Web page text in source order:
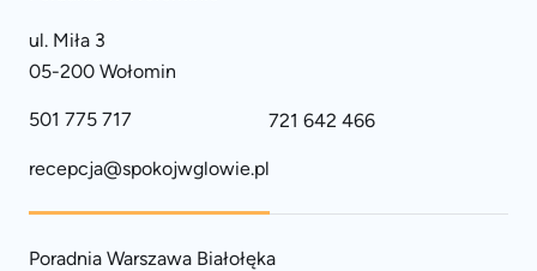
ul. Miła 3
05-200 Wołomin
501 775 717 721 642 466
recepcja@spokojwglowie.pl
Poradnia Warszawa Białołęka